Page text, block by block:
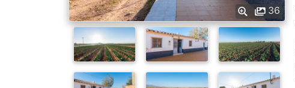
36